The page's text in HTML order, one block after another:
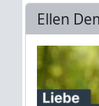
Ellen